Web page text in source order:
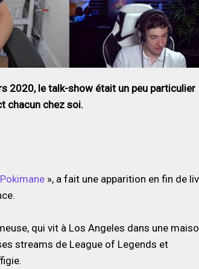
2020, le talk-show était un peu particulier
chacun chez soi.
Pokimane», a fait une apparition en fin de
qui vit à Los Angeles dans une
streams de League of Legends et